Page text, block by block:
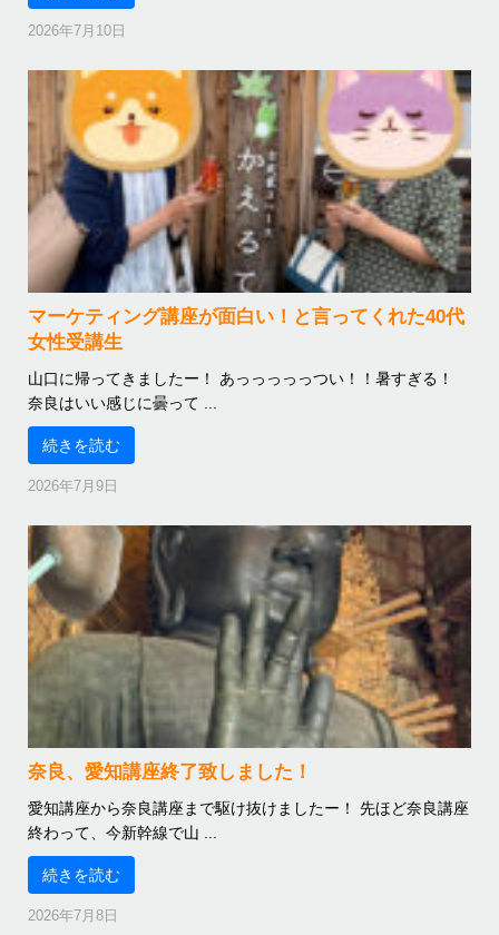
2026年7月10日
マーケティング講座が面白い！と言ってくれた40代
女性受講生
山口に帰ってきましたー！ あっっっっっつい！！暑すぎる！
奈良はいい感じに曇って ...
続きを読む
2026年7月9日
奈良、愛知講座終了致しました！
愛知講座から奈良講座まで駆け抜けましたー！ 先ほど奈良講座
終わって、今新幹線で山 ...
続きを読む
2026年7月8日